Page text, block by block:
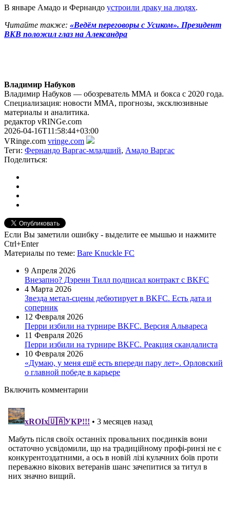
В январе Амадо и Фернандо устроили драку на людях.
Читайте также: «Ведём переговоры с Усиком». Президент
BKB положил глаз на Александра
Владимир Набуков
Владимир Набуков — обозреватель ММА и бокса с 2020 года.
Специализация: новости ММА, прогнозы, эксклюзивные
материалы и аналитика.
редактор vRINGe.com
2026-04-16T11:58:44+03:00
VRinge.com vringe.com
Теги: Фернандо Варгас-младший, Амадо Варгас
Поделиться:
Если Вы заметили ошибку - выделите ее мышью и нажмите
Ctrl+Enter
Материалы по теме: Bare Knuckle FC
9 Апреля 2026
Внезапно? Дэренн Тилл подписал контракт с BKFC
4 Марта 2026
Звезда метал-сцены дебютирует в BKFC. Есть дата и
соперник
12 Февраля 2026
Перри избили на турнире BKFC. Версия Альвареса
11 Февраля 2026
Перри избили на турнире BKFC. Реакция скандалиста
10 Февраля 2026
«Думаю, у меня ещё есть впереди пару лет». Орловский
о главной победе в карьере
Включить комментарии